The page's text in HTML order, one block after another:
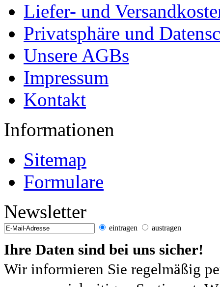
Liefer- und
Privatsphäre und
Unsere AGBs
Impressum
Kontakt
Informationen
Sitemap
Formulare
Newsletter
eintragen austragen
Ihre Daten sind bei uns sicher!
Wir informieren Sie regelmäßig